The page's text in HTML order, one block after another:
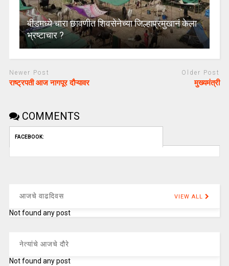
बीडमध्ये चारा छावणीत शिवसेनेच्या जिल्हाप्रमुखानं केला
भ्रष्टाचार ?
Newer Post
राष्ट्रपती आज नागपूर दौऱ्यावर
Older Post
मुख्यमंत्री
COMMENTS
FACEBOOK:
आजचे वाढदिवस VIEW ALL
Not found any post
नेत्यांचे आजचे दौरे
Not found any post